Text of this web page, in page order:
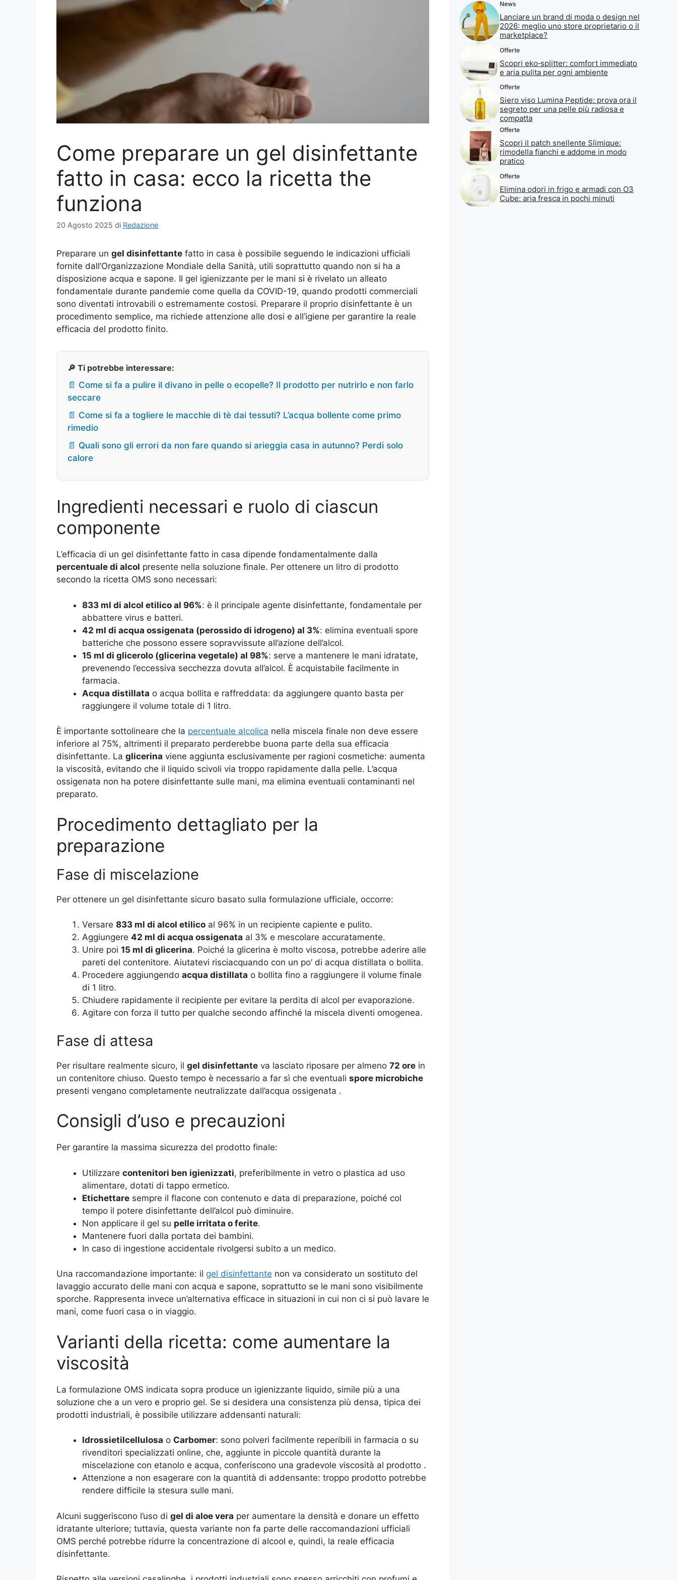
Come preparare un gel disinfettante
fatto in casa: ecco la ricetta the
funziona
20 Agosto 2025 di Redazione
Preparare un gel disinfettante fatto in casa è possibile seguendo le indicazioni ufficiali
fornite dall’Organizzazione Mondiale della Sanità, utili soprattutto quando non si ha a
disposizione acqua e sapone. Il gel igienizzante per le mani si è rivelato un alleato
fondamentale durante pandemie come quella da COVID-19, quando prodotti commerciali
sono diventati introvabili o estremamente costosi. Preparare il proprio disinfettante è un
procedimento semplice, ma richiede attenzione alle dosi e all’igiene per garantire la reale
efficacia del prodotto finito.
🔎 Ti potrebbe interessare:
📄 Come si fa a pulire il divano in pelle o ecopelle? Il prodotto per nutrirlo e non farlo
seccare
📄 Come si fa a togliere le macchie di tè dai tessuti? L’acqua bollente come primo
rimedio
📄 Quali sono gli errori da non fare quando si arieggia casa in autunno? Perdi solo
calore
Ingredienti necessari e ruolo di ciascun
componente
L’efficacia di un gel disinfettante fatto in casa dipende fondamentalmente dalla
percentuale di alcol presente nella soluzione finale. Per ottenere un litro di prodotto
secondo la ricetta OMS sono necessari:
833 ml di alcol etilico al 96%: è il principale agente disinfettante, fondamentale per
abbattere virus e batteri.
42 ml di acqua ossigenata (perossido di idrogeno) al 3%: elimina eventuali spore
batteriche che possono essere sopravvissute all’azione dell’alcol.
15 ml di glicerolo (glicerina vegetale) al 98%: serve a mantenere le mani idratate,
prevenendo l’eccessiva secchezza dovuta all’alcol. È acquistabile facilmente in
farmacia.
Acqua distillata o acqua bollita e raffreddata: da aggiungere quanto basta per
raggiungere il volume totale di 1 litro.
È importante sottolineare che la percentuale alcolica nella miscela finale non deve essere
inferiore al 75%, altrimenti il preparato perderebbe buona parte della sua efficacia
disinfettante. La glicerina viene aggiunta esclusivamente per ragioni cosmetiche: aumenta
la viscosità, evitando che il liquido scivoli via troppo rapidamente dalla pelle. L’acqua
ossigenata non ha potere disinfettante sulle mani, ma elimina eventuali contaminanti nel
preparato.
Procedimento dettagliato per la
preparazione
Fase di miscelazione
Per ottenere un gel disinfettante sicuro basato sulla formulazione ufficiale, occorre:
Versare 833 ml di alcol etilico al 96% in un recipiente capiente e pulito.
Aggiungere 42 ml di acqua ossigenata al 3% e mescolare accuratamente.
Unire poi 15 ml di glicerina. Poiché la glicerina è molto viscosa, potrebbe aderire alle
pareti del contenitore. Aiutatevi risciacquando con un po’ di acqua distillata o bollita.
Procedere aggiungendo acqua distillata o bollita fino a raggiungere il volume finale
di 1 litro.
Chiudere rapidamente il recipiente per evitare la perdita di alcol per evaporazione.
Agitare con forza il tutto per qualche secondo affinché la miscela diventi omogenea.
Fase di attesa
Per risultare realmente sicuro, il gel disinfettante va lasciato riposare per almeno 72 ore in
un contenitore chiuso. Questo tempo è necessario a far sì che eventuali spore microbiche
presenti vengano completamente neutralizzate dall’acqua ossigenata .
Consigli d’uso e precauzioni
Per garantire la massima sicurezza del prodotto finale:
Utilizzare contenitori ben igienizzati, preferibilmente in vetro o plastica ad uso
alimentare, dotati di tappo ermetico.
Etichettare sempre il flacone con contenuto e data di preparazione, poiché col
tempo il potere disinfettante dell’alcol può diminuire.
Non applicare il gel su pelle irritata o ferite.
Mantenere fuori dalla portata dei bambini.
In caso di ingestione accidentale rivolgersi subito a un medico.
Una raccomandazione importante: il gel disinfettante non va considerato un sostituto del
lavaggio accurato delle mani con acqua e sapone, soprattutto se le mani sono visibilmente
sporche. Rappresenta invece un’alternativa efficace in situazioni in cui non ci si può lavare le
mani, come fuori casa o in viaggio.
Varianti della ricetta: come aumentare la
viscosità
La formulazione OMS indicata sopra produce un igienizzante liquido, simile più a una
soluzione che a un vero e proprio gel. Se si desidera una consistenza più densa, tipica dei
prodotti industriali, è possibile utilizzare addensanti naturali:
Idrossietilcellulosa o Carbomer: sono polveri facilmente reperibili in farmacia o su
rivenditori specializzati online, che, aggiunte in piccole quantità durante la
miscelazione con etanolo e acqua, conferiscono una gradevole viscosità al prodotto .
Attenzione a non esagerare con la quantità di addensante: troppo prodotto potrebbe
rendere difficile la stesura sulle mani.
Alcuni suggeriscono l’uso di gel di aloe vera per aumentare la densità e donare un effetto
idratante ulteriore; tuttavia, questa variante non fa parte delle raccomandazioni ufficiali
OMS perché potrebbe ridurre la concentrazione di alcool e, quindi, la reale efficacia
disinfettante.
News
Lanciare un brand di moda o design nel
2026: meglio uno store proprietario o il
marketplace?
Offerte
Scopri eko‑splitter: comfort immediato
e aria pulita per ogni ambiente
Offerte
Siero viso Lumina Peptide: prova ora il
segreto per una pelle più radiosa e
compatta
Offerte
Scopri il patch snellente Slimique:
rimodella fianchi e addome in modo
pratico
Offerte
Elimina odori in frigo e armadi con O3
Cube: aria fresca in pochi minuti